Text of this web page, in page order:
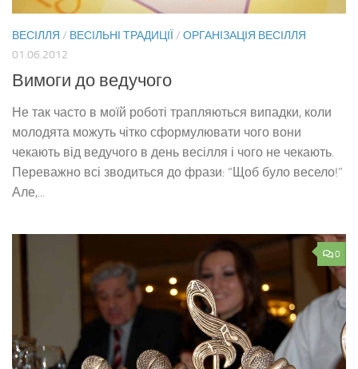
ВЕСІЛЛЯ / ВЕСІЛЬНІ ТРАДИЦІЇ / ОРГАНІЗАЦІЯ ВЕСІЛЛЯ
01.06.2012
Вимоги до ведучого
Не так часто в моїй роботі трапляються випадки, коли
молодята можуть чітко сформулювати чого вони
чекають від ведучого в день весілля і чого не чекають.
Переважно всі зводиться до фрази: “Щоб було весело!”
Але,...
0